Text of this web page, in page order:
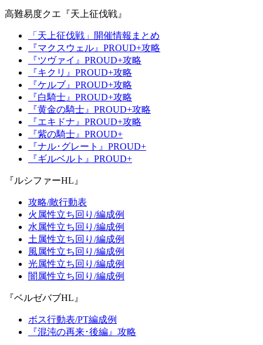
高難易度クエ『天上征伐戦』
「天上征伐戦」開催情報まとめ
『マクスウェル』PROUD+攻略
『ツヴァイ』PROUD+攻略
『キクリ』PROUD+攻略
『ケルブ』PROUD+攻略
『白騎士』PROUD+攻略
『黄金の騎士』PROUD+攻略
『エキドナ』PROUD+攻略
『紫の騎士』PROUD+
『ナル･グレート』PROUD+
『ギルベルト』PROUD+
『ルシファーHL』
攻略/敵行動表
火属性立ち回り/編成例
水属性立ち回り/編成例
土属性立ち回り/編成例
風属性立ち回り/編成例
光属性立ち回り/編成例
闇属性立ち回り/編成例
『ベルゼバブHL』
ボス行動表/PT編成例
『混沌の再来･後編』攻略